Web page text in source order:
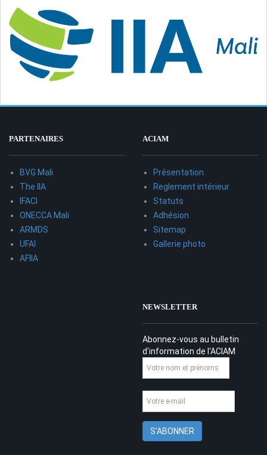
PARTENAIRES
BVG Mali
The IIA
IFACI
ONECCA Mali
ARMDS
UFAI
AFIIA
ACIAM
Présentation
Reglement intérieur
Statuts
Adhésion
Sitemap
Gallerie photo
NEWSLETTER
Abonnez-vous au bulletin
d'information de l'ACIAM